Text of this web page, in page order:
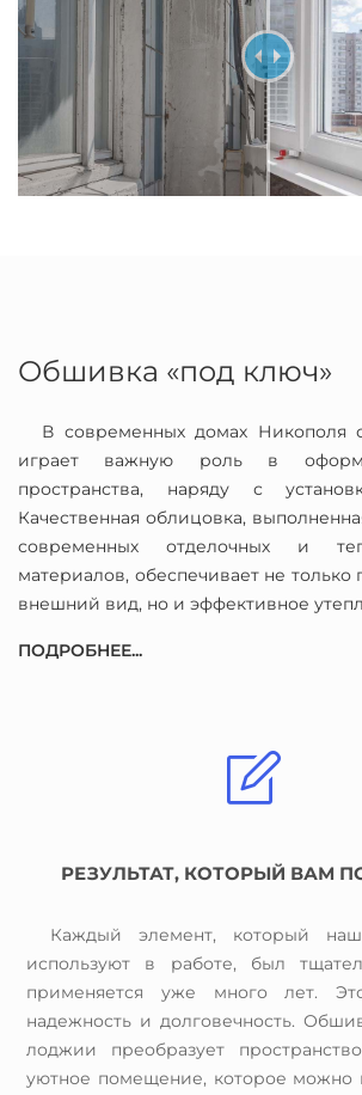
Обшивка «под ключ»
В современных домах Никополя
играет важную роль в
пространства, наряду с
Качественная облицовка,
современных отделочных и
материалов, обеспечивает не только
внешний вид, но и эффективное
ПОДРОБНЕЕ...
РЕЗУЛЬТАТ, КОТОРЫЙ ВАМ
Каждый элемент, который
используют в работе, был
применяется уже много лет.
надежность и долговечность.
лоджии преобразует
уютное помещение, которое можно